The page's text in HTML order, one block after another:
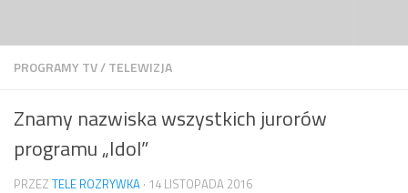
PROGRAMY TV/TELEWIZJA
Znamy nazwiska wszystkich jurorów
programu „Idol”
PRZEZ TELE ROZRYWKA · 14 LISTOPADA 2016